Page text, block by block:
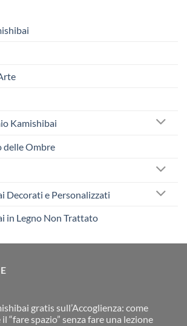
Kamishibai
delle Ombre
Decorati e Personalizzati
in Legno Non Trattato
gratis sull’Accoglienza: come
“fare spazio” senza fare una lezione